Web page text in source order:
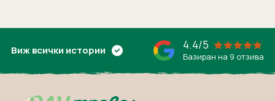
Екскурзии във Финландия
Екскурзии в Шотландия
Екскурзии в Русия
ОАЕ
Панама
Парагвай
Виж всички истории 4.4/5
Базиран на 9 отзива